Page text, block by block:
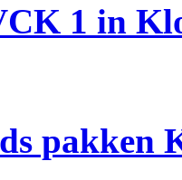
1 in
pakken